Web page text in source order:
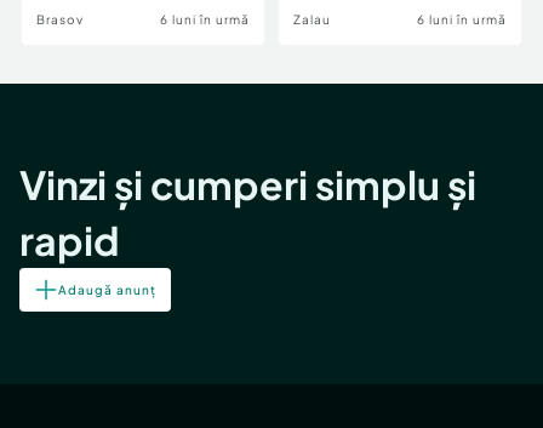
Brasov 6 luni în urmă Zalau 6 luni în urmă
Vinzi și cumperi simplu și
rapid
Adaugă anunț